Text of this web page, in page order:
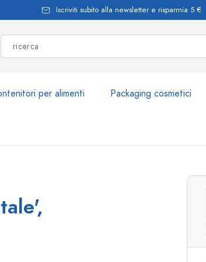
Iscriviti subito alla newsletter e risparmia 5 €
per alimenti Packaging cosmetici
Bottiglie Estal